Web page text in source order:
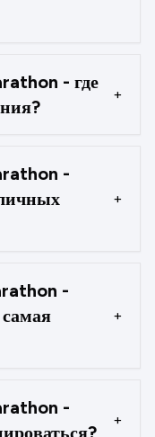
- где
+
-
+
-
+
-
+